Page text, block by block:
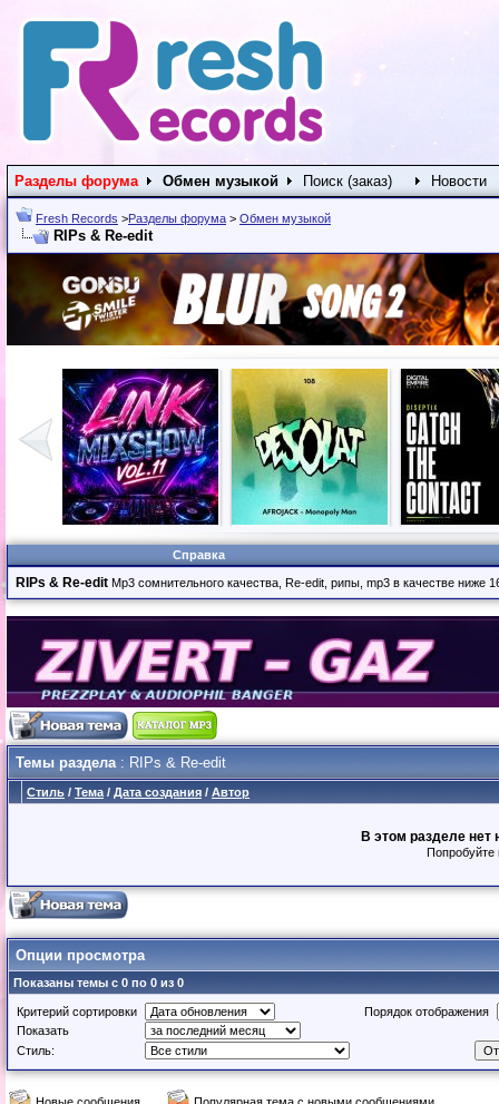
Разделы форума Обмен музыкой Поиск (заказ) Новости
Fresh Records >Разделы форума > Обмен музыкой
RIPs & Re-edit
Справка
RIPs & Re-edit Mp3 сомнительного качества, Re-edit, рипы, mp3 в качестве
Темы раздела : RIPs & Re-edit
Стиль / Тема / Дата создания / Автор
В этом разделе нет
Попробуйте
Опции просмотра
Показаны темы с 0 по 0 из 0
Критерий сортировки
Порядок отображения
Показать
Стиль: